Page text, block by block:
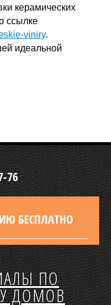
керамических
ссылке
viniry.
идеальной
76
БЕСПЛАТНО
ПО
ДОМОВ